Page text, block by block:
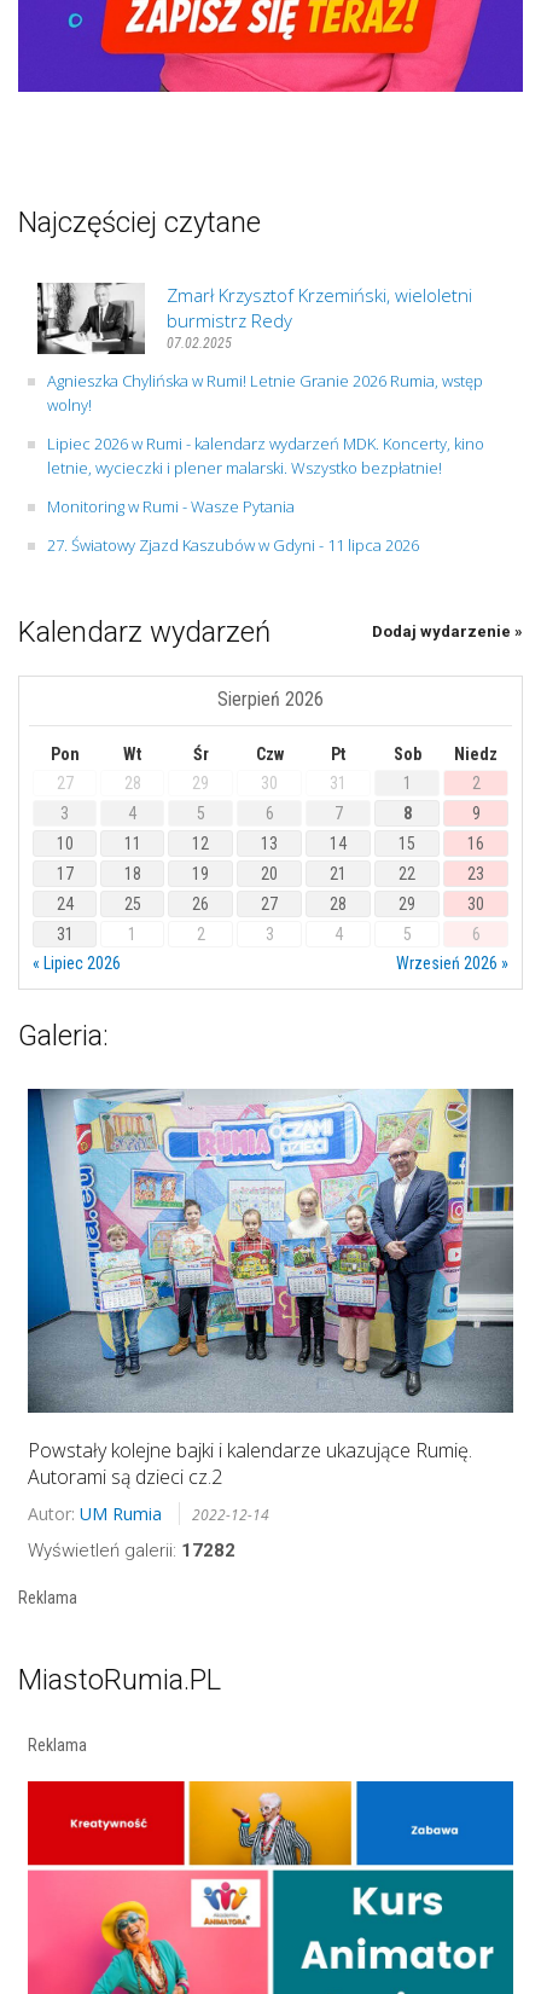
Najczęściej czytane
Zmarł Krzysztof Krzemiński, wieloletni
burmistrz Redy
07.02.2025
Agnieszka Chylińska w Rumi! Letnie Granie 2026 Rumia, wstęp
wolny!
Lipiec 2026 w Rumi - kalendarz wydarzeń MDK. Koncerty, kino
letnie, wycieczki i plener malarski. Wszystko bezpłatnie!
Monitoring w Rumi - Wasze Pytania
27. Światowy Zjazd Kaszubów w Gdyni - 11 lipca 2026
Kalendarz wydarzeń Dodaj wydarzenie »
Sierpień 2026
Pon Wt Śr Czw Pt Sob
Niedz
27
28 29 30 31 1
2
3
4 5 6 7 8
9
10
11 12 13 14 15
16
17
18 19 20 21 22
23
24
25 26 27 28 29
30
31
1 2 3 4 5
6
« Lipiec 2026
Wrzesień 2026 »
Galeria:
Powstały kolejne bajki i kalendarze ukazujące Rumię.
Autorami są dzieci cz.2
Autor: UM Rumia 2022-12-14
Wyświetleń galerii: 17282
Reklama
MiastoRumia.PL
Reklama